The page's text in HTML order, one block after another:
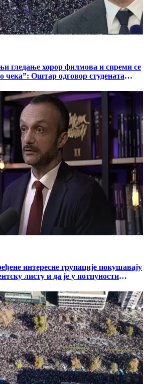
гледање хорор филмова и спреми се
чека”: Оштар одговор студената
интересне групације покушавају
листу и да је у потпуности